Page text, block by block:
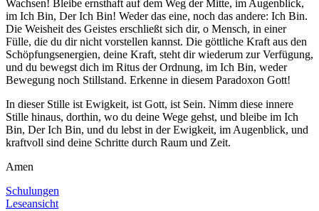
Wachsen! Bleibe ernsthaft auf dem Weg der Mitte, im Augenblick,
im Ich Bin, Der Ich Bin! Weder das eine, noch das andere: Ich Bin.
Die Weisheit des Geistes erschließt sich dir, o Mensch, in einer
Fülle, die du dir nicht vorstellen kannst. Die göttliche Kraft aus den
Schöpfungsenergien, deine Kraft, steht dir wiederum zur Verfügung,
und du bewegst dich im Ritus der Ordnung, im Ich Bin, weder
Bewegung noch Stillstand. Erkenne in diesem Paradoxon Gott!
In dieser Stille ist Ewigkeit, ist Gott, ist Sein. Nimm diese innere
Stille hinaus, dorthin, wo du deine Wege gehst, und bleibe im Ich
Bin, Der Ich Bin, und du lebst in der Ewigkeit, im Augenblick, und
kraftvoll sind deine Schritte durch Raum und Zeit.
Amen
Schulungen
Leseansicht